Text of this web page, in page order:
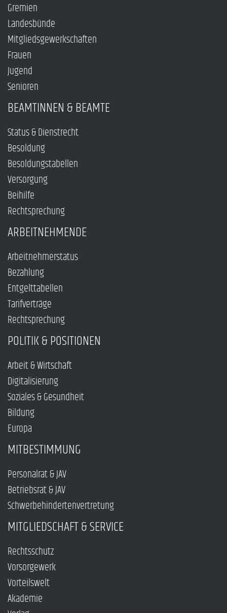
Gremien
Landesbünde
Mitgliedsgewerkschaften
Frauen
Jugend
Senioren
BEAMTINNEN & BEAMTE
Status & Dienstrecht
Besoldung
Besoldungstabellen
Versorgung
Beihilfe
Rechtsprechung
ARBEITNEHMENDE
Arbeitnehmerstatus
Bezahlung
Entgelttabellen
Tarifverträge
Rechtsprechung
POLITIK & POSITIONEN
Arbeit & Wirtschaft
Digitalisierung
Soziales & Gesundheit
Bildung
Europa
MITBESTIMMUNG
Personalrat & JAV
Betriebsrat & JAV
Schwerbehindertenvertretung
MITGLIEDSCHAFT & SERVICE
Rechtsschutz
Vorsorgewerk
Vorteilswelt
Akademie